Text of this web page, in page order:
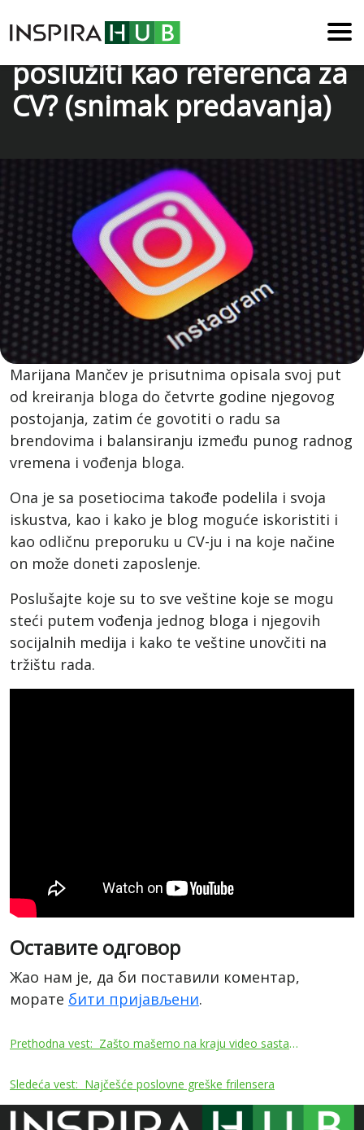
Mogu li blog i Instagram
poslužiti kao referenca za
CV? (snimak predavanja)
Marijana Mančev je prisutnima opisala svoj put
od kreiranja bloga do četvrte godine njegovog
postojanja, zatim će govotiti o radu sa
brendovima i balansiranju između punog radnog
vremena i vođenja bloga.
Ona je sa posetiocima takođe podelila i svoja
iskustva, kao i kako je blog moguće iskoristiti i
kao odličnu preporuku u CV-ju i na koje načine
on može doneti zaposlenje.
Poslušajte koje su to sve veštine koje se mogu
steći putem vođenja jednog bloga i njegovih
socijalnih medija i kako te veštine unovčiti na
tržištu rada.
Оставите одговор
Жао нам је, да би поставили коментар,
морате бити пријављени.
Кретање
Prethodna vest: Zašto mašemo na kraju video sastanka?
Sledeća vest: Najčešće poslovne greške frilensera